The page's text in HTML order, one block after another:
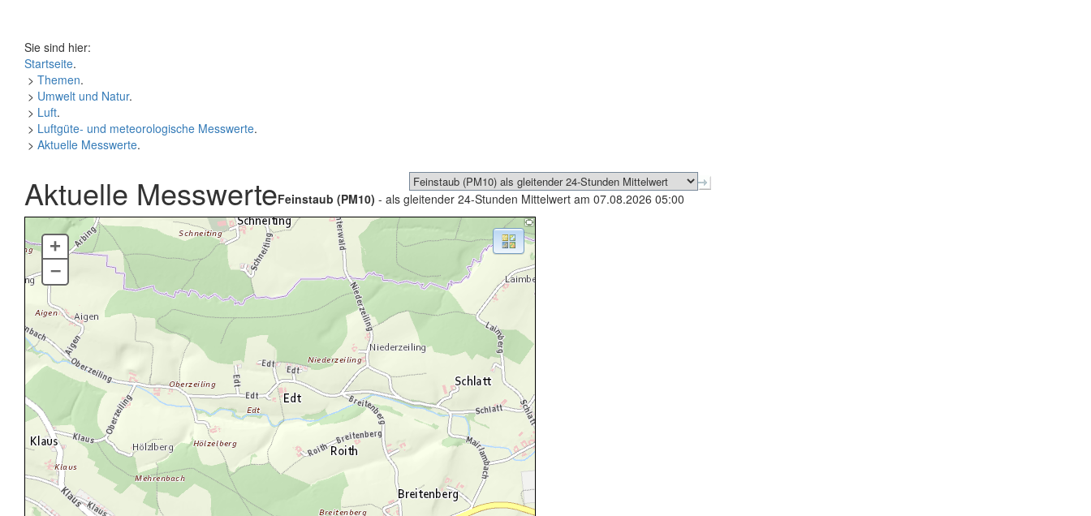
Sie sind hier:
Startseite.
> Themen.
> Umwelt und Natur.
> Luft.
> Luftgüte- und meteorologische Messwerte.
> Aktuelle Messwerte.
Aktuelle MesswerteFeinstaub (PM10) - als gleitender 24-Stunden Mittelwert am 07.08.2026 05:00
+
–